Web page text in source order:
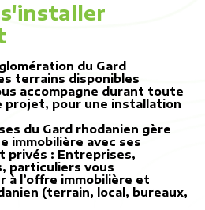
du Gard
terrains disponibles
accompagne durant toute
projet, pour une installation
du Gard rhodanien gère
immobilière avec ses
privés : Entreprises,
particuliers vous
à l’offre immobilière et
(terrain, local, bureaux,